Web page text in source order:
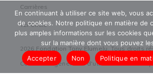
Carrières
TEFCircle
2026 Fondation Tony Elumelu. Tous droits
Conditions générales d'utilisation
En continuant à utiliser ce site web, vous
de cookies. Notre politique en matière de
plus amples informations sur les cookies
sur la manière dont vous pouvez
Accepter
Non Politique en